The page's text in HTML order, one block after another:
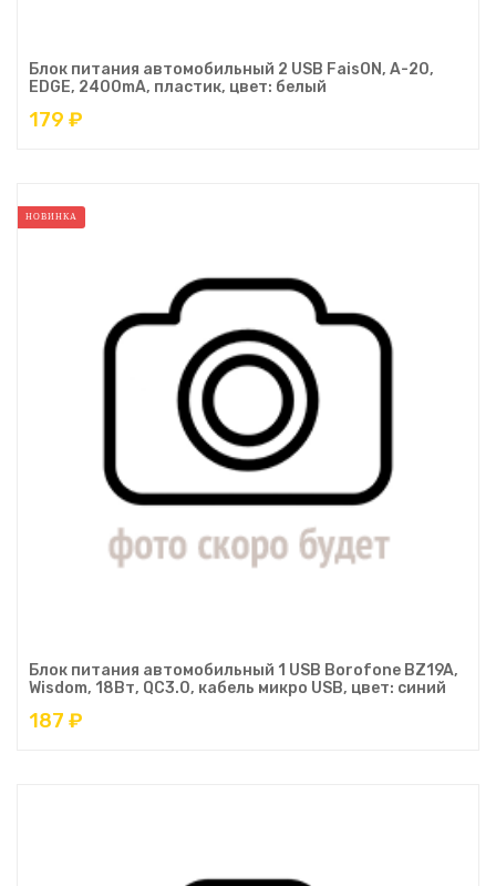
Блок питания автомобильный 2 USB FaisON, A-20,
EDGE, 2400mA, пластик, цвет: белый
179 ₽
НОВИНКА
Блок питания автомобильный 1 USB Borofone BZ19A,
Wisdom, 18Вт, QC3.0, кабель микро USB, цвет: синий
187 ₽